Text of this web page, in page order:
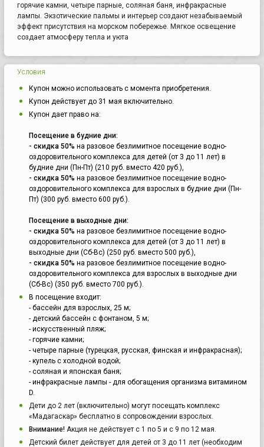
горячие камни, четыре парные, соляная баня, инфракрасные
лампы. Экзотические пальмы и интерьер создают незабываемый
эффект присутствия на морском побережье. Мягкое освещение
создает атмосферу тепла и уюта
Условия
Купон можно использовать с момента приобретения.
Купон действует до 31 мая включительно.
Купон дает право на:
Посещение в будние дни:
- скидка 50% на разовое безлимитное посещение водно-
оздоровительного комплекса для детей (от 3 до 11 лет) в
будние дни (Пн-Пт) (210 руб. вместо 420 руб.),
- скидка 50% на разовое безлимитное посещение водно-
оздоровительного комплекса для взрослых в будние дни (Пн-
Пт) (300 руб. вместо 600 руб.).
Посещение в выходные дни:
- скидка 50% на разовое безлимитное посещение водно-
оздоровительного комплекса для детей (от 3 до 11 лет) в
выходные дни (Сб-Вс) (250 руб. вместо 500 руб.),
- скидка 50% на разовое безлимитное посещение водно-
оздоровительного комплекса для взрослых в выходные дни
(Сб-Вс) (350 руб. вместо 700 руб.).
В посещение входит:
- бассейн для взрослых, 25 м;
- детский бассейн с фонтаном, 5 м;
- искусственный пляж;
- горячие камни;
- четыре парные (турецкая, русская, финская и инфракрасная);
- купель с холодной водой;
- соляная и японская баня;
- инфракрасные лампы - для обогащения организма витамином
D.
Дети до 2 лет (включительно) могут посещать комплекс
«Мадагаскар» бесплатно в сопровождении взрослых.
Внимание! Акция не действует с 1 по 5 и с 9 по 12 мая.
Детский билет действует для детей от 3 до 11 лет (необходим